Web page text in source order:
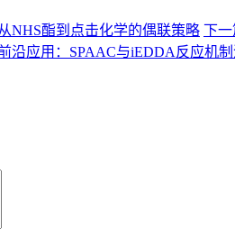
NHS酯到点击化学的偶联策略 下一
沿应用：SPAAC与iEDDA反应机